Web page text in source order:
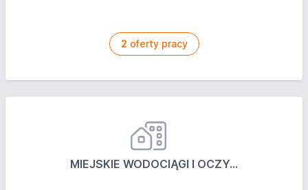
2 oferty pracy
MIEJSKIE WODOCIĄGI I OCZY...